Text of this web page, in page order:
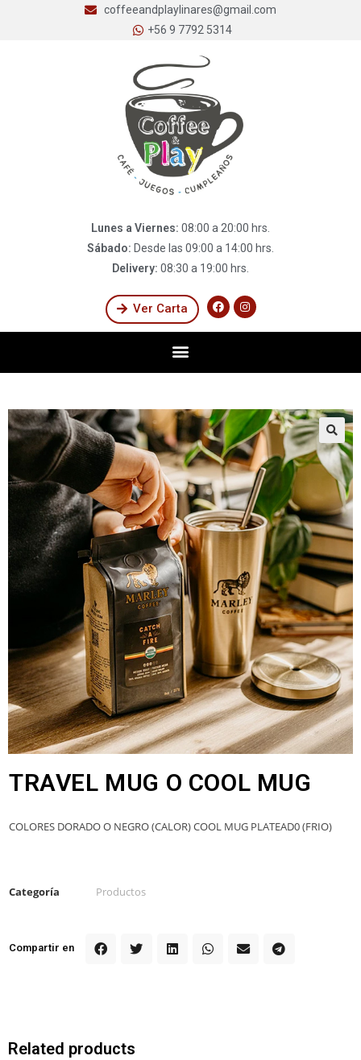
coffeeandplaylinares@gmail.com
+56 9 7792 5314
Lunes a Viernes: 08:00 a 20:00 hrs.
Sábado: Desde las 09:00 a 14:00 hrs.
Delivery: 08:30 a 19:00 hrs.
Ver Carta
TRAVEL MUG O COOL MUG
COLORES DORADO O NEGRO (CALOR) COOL MUG PLATEAD0 (FRIO)
Categoría Productos
Compartir en
Related products